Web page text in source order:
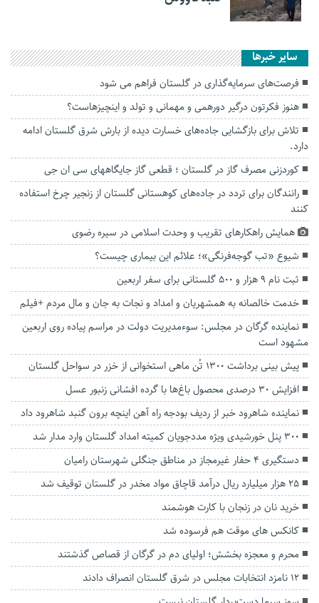
سایر خبرها
فرصت‌های سرمایه‌گذاری در گلستان فراهم می شود
هنوز فکرتون درگیر دورهمی و مهمانی و تولد و اینچیزهاست؟
تلاش برای بازگشایی جاده‌های خسارت دیده از بارش شرق گلستان ادامه
دارد.
کوردزنی مصرف گاز در گلستان ؛ قطعی گاز جایگاههای سی ان جی
رانندگان برای تردد در جاده‌های کوهستانی گلستان از زنجیر چرخ استفاده
کنند
همایش راهکارهای تقریب و وحدت اسلامی در سیره رضوی
شیوع «تب گوجه‌فرنگی»؛ علائم این بیماری چیست؟
ثبت نام ۹ هزار و ۵۰۰ گلستانی برای سفر اربعین
خدمت خالصانه به همشهریان و امداد و نجات به جان و مال مردم +فیلم
نماینده گرگان در مجلس: سوءمدیریت دولت در مراسم پیاده روی اربعین
مشهود است
پیش بینی برداشت ۱۳۰۰ تُن ماهی استخوانی از خزر در سواحل گلستان
افزایش ۳۰ درصدی محصول باغ‌ها با گرده افشانی زنبور عسل
نماینده شاهرود خبر از ردیف بودجه راه آهن اینچه برون گنبد شاهرود داد
۳۰۰ پنل خورشیدی ویژه مددجویان کمیته امداد گلستان وارد مدار شد
دستگیری ۴ حفار غیرمجاز در مناطق جنگلی شهرستان رامیان
۲۵ هزار میلیارد ریال درآمد قاچاق مواد مخدر در گلستان توقیف شد
خرید نان در زنجان با کارت‌ هوشمند
کانکس های موقت هم فرسوده شد
محرم و معجزه بخشش؛ اولیای دم در گرگان از قصاص گذشتند
۱۲ نامزد انتخابات مجلس در شرق گلستان انصراف دادند